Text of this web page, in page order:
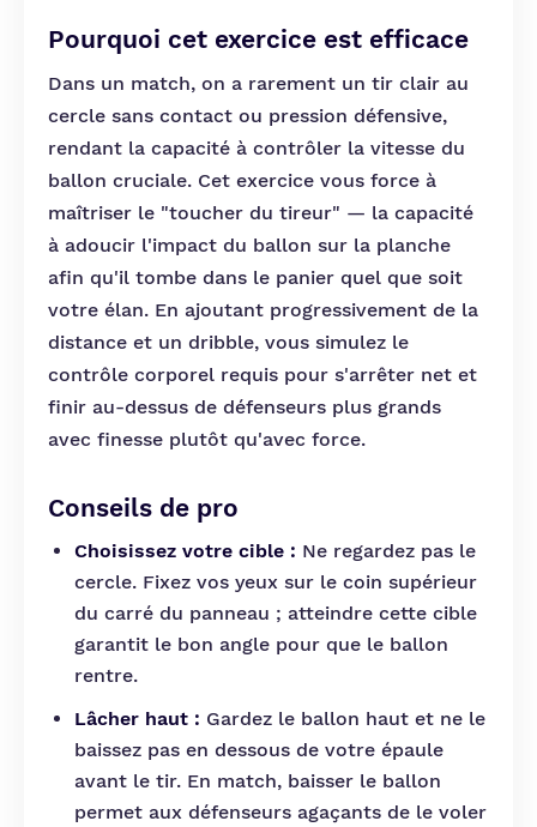
Pourquoi cet exercice est efficace
Dans un match, on a rarement un tir clair au
cercle sans contact ou pression défensive,
rendant la capacité à contrôler la vitesse du
ballon cruciale. Cet exercice vous force à
maîtriser le "toucher du tireur" — la capacité
à adoucir l'impact du ballon sur la planche
afin qu'il tombe dans le panier quel que soit
votre élan. En ajoutant progressivement de la
distance et un dribble, vous simulez le
contrôle corporel requis pour s'arrêter net et
finir au-dessus de défenseurs plus grands
avec finesse plutôt qu'avec force.
Conseils de pro
Choisissez votre cible : Ne regardez pas le
cercle. Fixez vos yeux sur le coin supérieur
du carré du panneau ; atteindre cette cible
garantit le bon angle pour que le ballon
rentre.
Lâcher haut : Gardez le ballon haut et ne le
baissez pas en dessous de votre épaule
avant le tir. En match, baisser le ballon
permet aux défenseurs agaçants de le voler